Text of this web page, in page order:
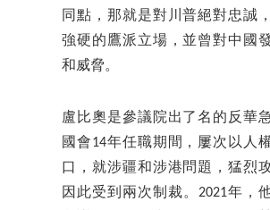
同點，那就是對川普絕對忠誠
強硬的鷹派立場，並曾對中國
和威脅。
盧比奧是參議院出了名的反華
國會14年任職期間，屢次以人
口，就涉疆和涉港問題，猛烈
因此受到兩次制裁。2021年，